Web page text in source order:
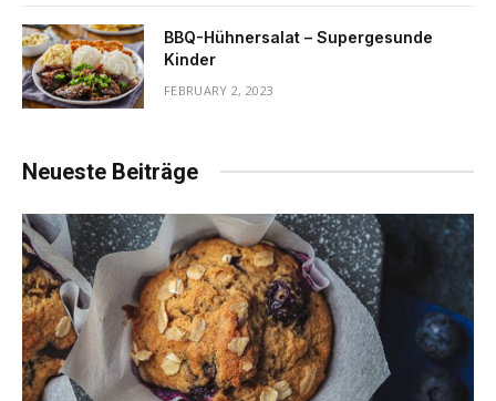
BBQ-Hühnersalat – Supergesunde
Kinder
FEBRUARY 2, 2023
Neueste Beiträge